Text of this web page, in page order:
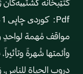
مواقف مُهمة لواحدٍ
وأئمتها شُهرةً
دروب الحياة للناس،